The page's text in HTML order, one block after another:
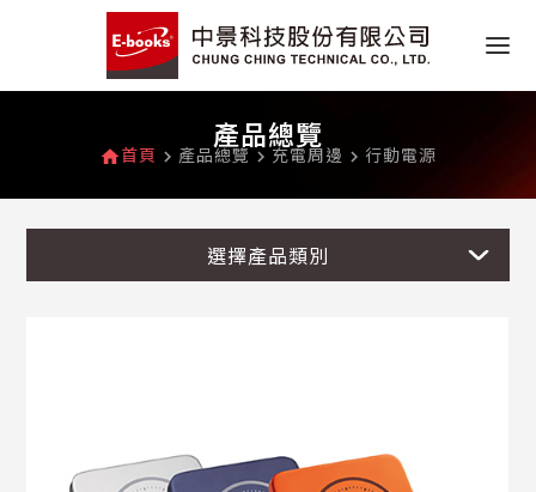
產品總覽
home首頁 navigate_next 產品總覽 navigate_next 充電周邊 navigate_next 行動電源
選擇產品類別